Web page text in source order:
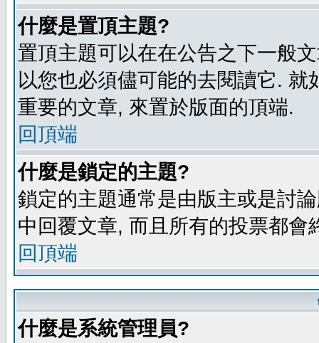
什麼是置頂主題?
置頂主題可以在在公告之下一般
以您也必須儘可能的去閱讀它.
重要的文章, 來置於版面的頂端.
回頂端
什麼是鎖定的主題?
鎖定的主題通常是由版主或是討
中回覆文章, 而且所有的投票都
回頂端
什麼是系統管理員?